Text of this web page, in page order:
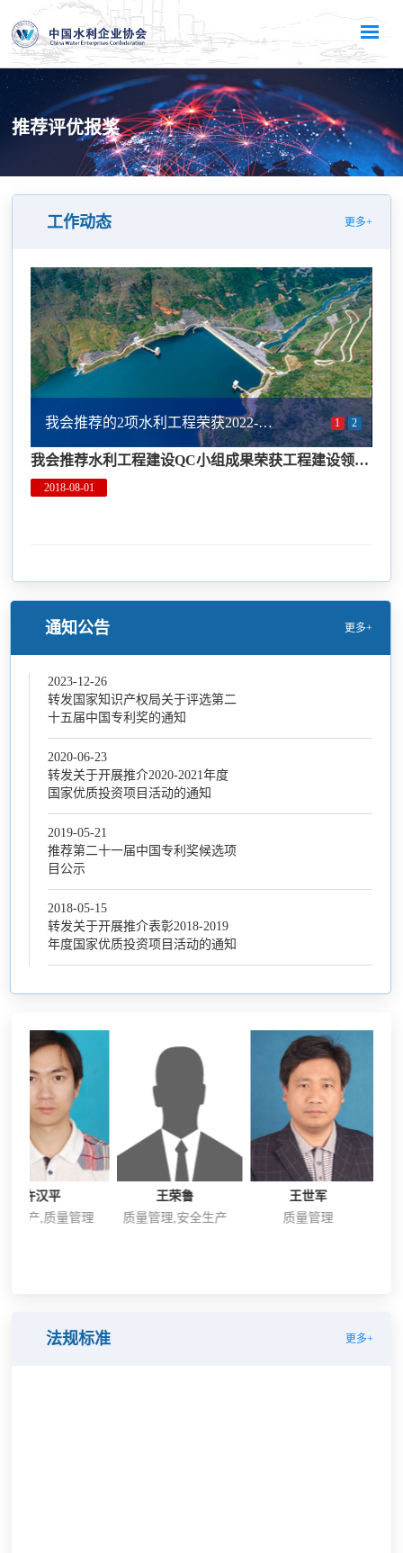
推荐评优报奖
工作动态 更多+
我会推荐的2项水利工程荣获2022-2023年度第一批国家优质工程奖 1 2
我会推荐水利工程建设QC小组成果荣获工程建设领域多项国优奖项
2018-08-01
通知公告 更多+
2023-12-26
转发国家知识产权局关于评选第二
十五届中国专利奖的通知
2020-06-23
转发关于开展推介2020-2021年度
国家优质投资项目活动的通知
2019-05-21
推荐第二十一届中国专利奖候选项
目公示
2018-05-15
转发关于开展推介表彰2018-2019
年度国家优质投资项目活动的通知
汉平
,质量管理
王荣鲁
质量管理,安全生产
王世军
质量管理
法规标准 更多+